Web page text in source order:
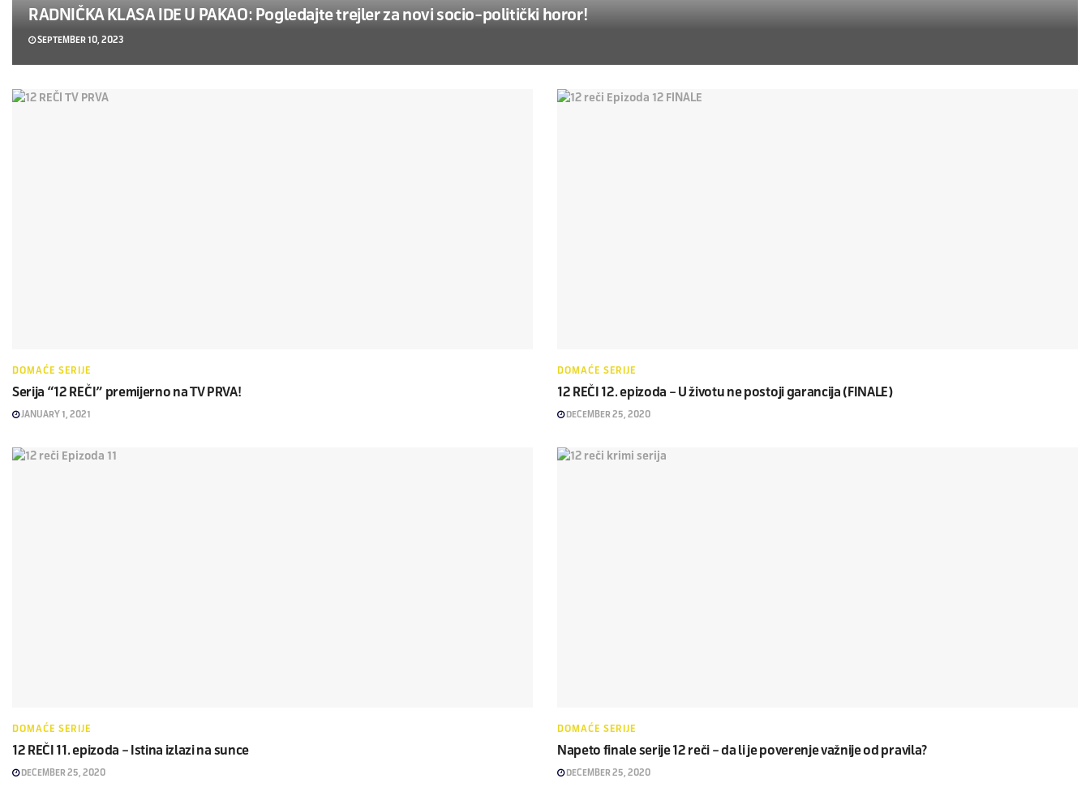
RADNIČKA KLASA IDE U PAKAO: Pogledajte trejler za novi socio-politički horor!
SEPTEMBER 10, 2023
DOMAĆE SERIJE
Serija “12 REČI” premijerno na TV PRVA!
JANUARY 1, 2021
DOMAĆE SERIJE
12 REČI 12. epizoda – U životu ne postoji garancija (FINALE)
DECEMBER 25, 2020
DOMAĆE SERIJE
12 REČI 11. epizoda – Istina izlazi na sunce
DECEMBER 25, 2020
DOMAĆE SERIJE
Napeto finale serije 12 reči – da li je poverenje važnije od pravila?
DECEMBER 25, 2020